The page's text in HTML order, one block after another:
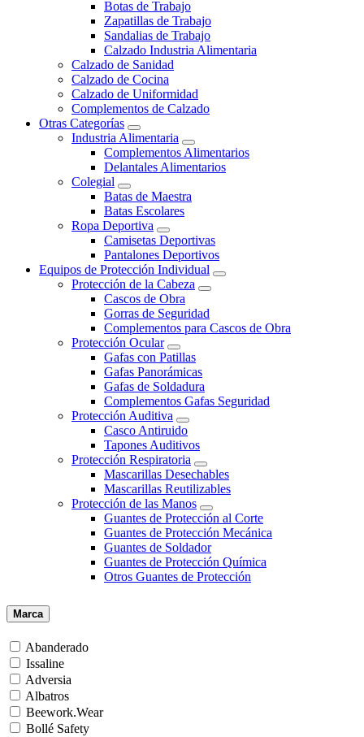
Botas de Trabajo
Zapatillas de Trabajo
Sandalias de Trabajo
Calzado Industria Alimentaria
Calzado de Sanidad
Calzado de Cocina
Calzado de Uniformidad
Complementos de Calzado
Otras Categorías
Industria Alimentaria
Complementos Alimentarios
Delantales Alimentarios
Colegial
Batas de Maestra
Batas Escolares
Ropa Deportiva
Camisetas Deportivas
Pantalones Deportivos
Equipos de Protección Individual
Protección de la Cabeza
Cascos de Obra
Gorras de Seguridad
Complementos para Cascos de Obra
Protección Ocular
Gafas con Patillas
Gafas Panorámicas
Gafas de Soldadura
Complementos Gafas Seguridad
Protección Auditiva
Casco Antiruido
Tapones Auditivos
Protección Respiratoria
Mascarillas Desechables
Mascarillas Reutilizables
Protección de las Manos
Guantes de Protección al Corte
Guantes de Protección Mecánica
Guantes de Soldador
Guantes de Protección Química
Otros Guantes de Protección
Marca
Abanderado
Issaline
Adversia
Albatros
Beework.Wear
Bollé Safety